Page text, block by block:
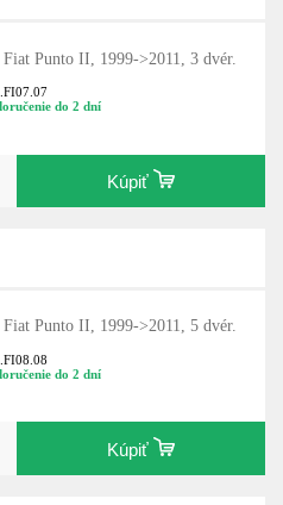
Punto II, 1999->2011, 3 dvér.
do 2 dní
Kúpiť
Punto II, 1999->2011, 5 dvér.
do 2 dní
Kúpiť